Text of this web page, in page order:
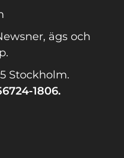
ägs och
Stockholm.
1806.